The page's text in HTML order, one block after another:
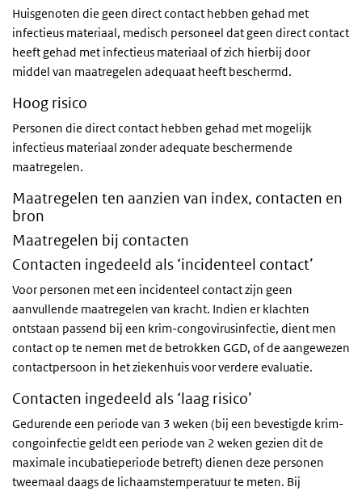
Huisgenoten die geen direct contact hebben gehad met
infectieus materiaal, medisch personeel dat geen direct contact
heeft gehad met infectieus materiaal of zich hierbij door
middel van maatregelen adequaat heeft beschermd.
Hoog risico
Personen die direct contact hebben gehad met mogelijk
infectieus materiaal zonder adequate beschermende
maatregelen.
Maatregelen ten aanzien van index, contacten en
bron
Maatregelen bij contacten
Contacten ingedeeld als ‘incidenteel contact’
Voor personen met een incidenteel contact zijn geen
aanvullende maatregelen van kracht. Indien er klachten
ontstaan passend bij een krim-congovirusinfectie, dient men
contact op te nemen met de betrokken GGD, of de aangewezen
contactpersoon in het ziekenhuis voor verdere evaluatie.
Contacten ingedeeld als ‘laag risico’
Gedurende een periode van 3 weken (bij een bevestigde krim-
congoinfectie geldt een periode van 2 weken gezien dit de
maximale incubatieperiode betreft) dienen deze personen
tweemaal daags de lichaamstemperatuur te meten. Bij